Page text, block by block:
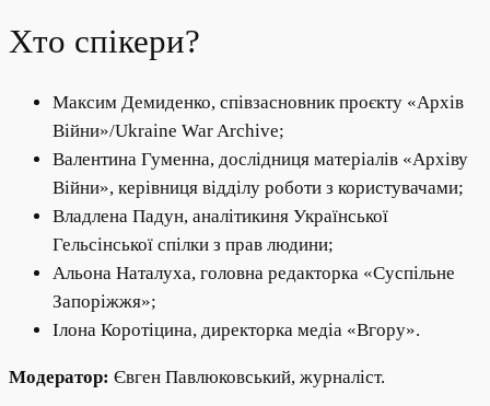
Хто спікери?
Максим Демиденко, співзасновник проєкту «Архів
Війни»/Ukraine War Archive;
Валентина Гуменна, дослідниця матеріалів «Архіву
Війни», керівниця відділу роботи з користувачами;
Владлена Падун, аналітикиня Української
Гельсінської спілки з прав людини;
Альона Наталуха, головна редакторка «Суспільне
Запоріжжя»;
Ілона Коротіцина, директорка медіа «Вгору».
Модератор: Євген Павлюковський, журналіст.